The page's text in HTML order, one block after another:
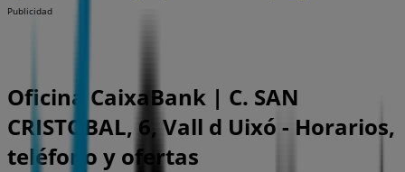
Publicidad
Oficina CaixaBank | C. SAN
CRISTOBAL, 6, Vall d Uixó - Horarios,
teléfono y ofertas